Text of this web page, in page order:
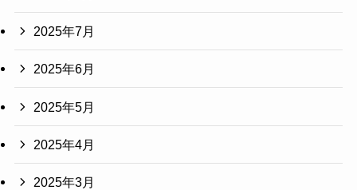
2025年7月
2025年6月
2025年5月
2025年4月
2025年3月